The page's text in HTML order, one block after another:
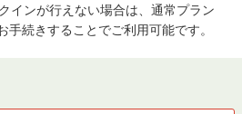
インが行えない場合は、通常プラン
手続きすることでご利用可能です。